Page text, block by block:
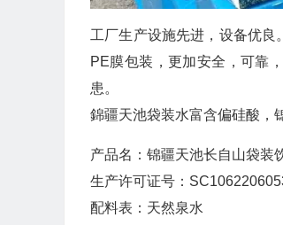
工厂生产设施先进，设备优
PE膜包装，更加安全，可靠
患。
錦疆天池袋装水富含偏硅酸，
产品名：锦疆天池长自山袋装
生产许可证号：
配料表：天然泉水